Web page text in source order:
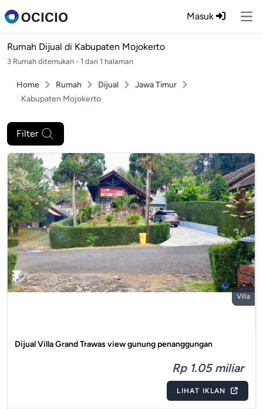
Masuk
Rumah Dijual di Kabupaten Mojokerto
3 Rumah ditemukan - 1 dari 1 halaman
Home Rumah Dijual
Jawa Timur
Kabupaten Mojokerto
Filter
Villa
Dijual Villa Grand Trawas view gunung penanggungan
Rp 1.05 miliar
LIHAT IKLAN